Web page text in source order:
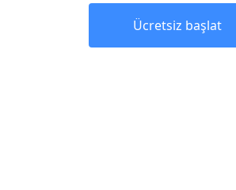
Ücretsiz başlat